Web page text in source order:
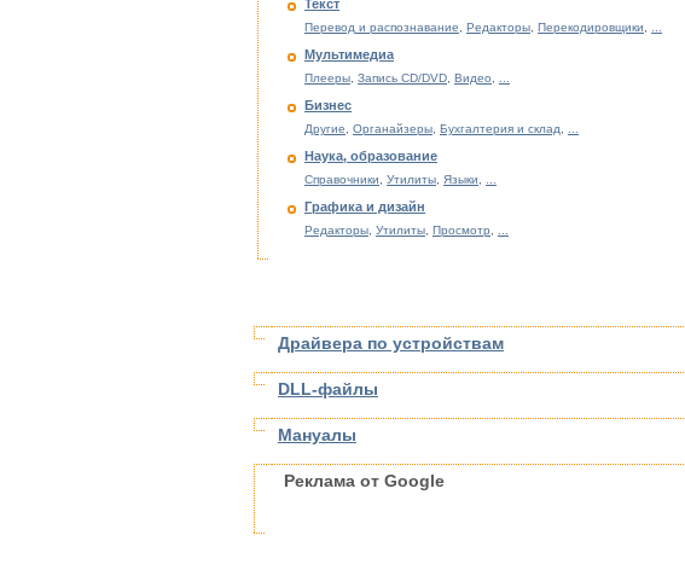
Текст
Перевод и распознавание, Редакторы, Перекодировщики, ...
Мультимедиа
Плееры, Запись CD/DVD, Видео, ...
Бизнес
Другие, Органайзеры, Бухгалтерия и склад, ...
Наука, образование
Справочники, Утилиты, Языки, ...
Графика и дизайн
Редакторы, Утилиты, Просмотр, ...
Драйвера по устройствам
DLL-файлы
Мануалы
Реклама от Google